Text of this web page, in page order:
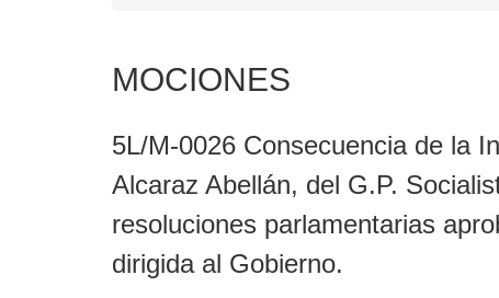
MOCIONES
5L/M-0026 Consecuencia de la
Alcaraz Abellán, del G.P.
resoluciones parlamentarias
dirigida al Gobierno.